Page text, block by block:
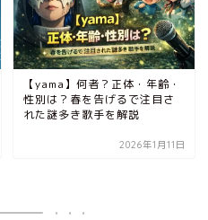
【yama】何者？正体・年齢・
性別は？春を告げるで注目さ
れた謎多き歌手を解説
2026年1月11日